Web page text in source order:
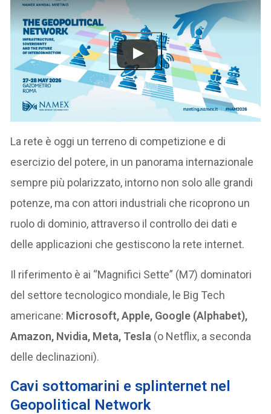
La rete è oggi un terreno di competizione e di
esercizio del potere, in un panorama internazionale
sempre più polarizzato, intorno non solo alle grandi
potenze, ma con attori industriali che ricoprono un
ruolo di dominio, attraverso il controllo dei dati e
delle applicazioni che gestiscono la rete internet.
Il riferimento è ai “Magnifici Sette” (M7) dominatori
del settore tecnologico mondiale, le Big Tech
americane: Microsoft, Apple, Google (Alphabet),
Amazon, Nvidia, Meta, Tesla (o Netflix, a seconda
delle declinazioni).
Cavi sottomarini e splinternet nel
Geopolitical Network